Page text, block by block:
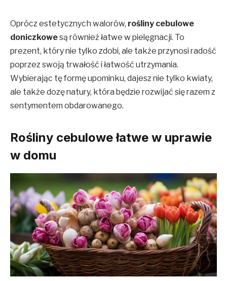
Oprócz estetycznych walorów, rośliny cebulowe
doniczkowesą również łatwe w pielęgnacji. To
prezent, który nie tylko zdobi, ale także przynosi radość
poprzez swoją trwałość i łatwość utrzymania.
Wybierając tę formę upominku, dajesz nie tylko kwiaty,
ale także dozę natury, która będzie rozwijać się razem z
sentymentem obdarowanego.
Rośliny cebulowe łatwe w uprawie
w domu